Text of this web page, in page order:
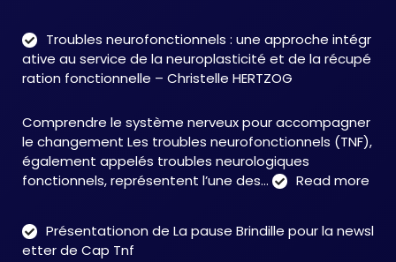
Accompagnement
:
accompagner
face
aux
TNF
Troubles neurofonctionnels : une approche intégr
ative au service de la neuroplasticité et de la récupé
ration fonctionnelle – Christelle HERTZOG
Comprendre le système nerveux pour accompagner
le changement Les troubles neurofonctionnels (TNF),
également appelés troubles neurologiques
fonctionnels, représentent l’une des…
Read more
:
Présentationon de La pause Brindille pour la newsl
etter de Cap Tnf